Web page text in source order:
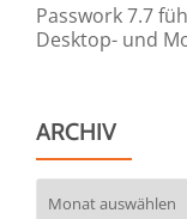
Passwork 7.7
Desktop- und
ARCHIV